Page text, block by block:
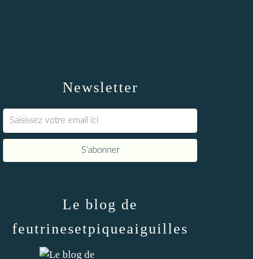
Newsletter
Le blog de
feutrinesetpiqueaiguilles